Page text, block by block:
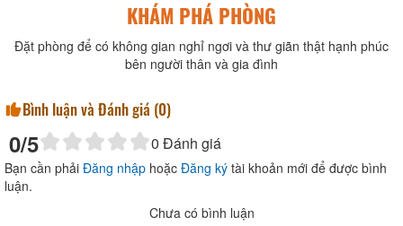
KHÁM PHÁ PHÒNG
Đặt phòng để có không gian nghỉ ngơi và thư giãn thật hạnh phúc
bên người thân và gia đình
Bình luận và Đánh giá (0)
0/5 0 Đánh giá
Bạn cần phải Đăng nhập hoặc Đăng ký tài khoản mới để được bình
luận.
Chưa có bình luận